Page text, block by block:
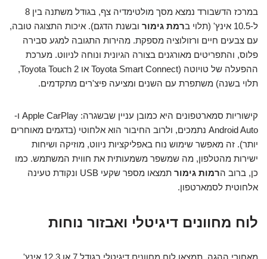
במרכז הדשבורד נמצא מסך מולטימדיה צף, בגודל משתנה בין 8
ל-10.5 אינץ' (תלוי ב
רמת גימור ובשנת הדגם). איכות התצוגה טובה,
עם צבעים חיים ורזולוציה מספקת. מהירות התגובה למגע סבירה
פלוס, והתפריטים מאורגנים בצורה הגיונית ונוחה לניווט. מערכת
ההפעלה של טויוטה (Toyota Smart Connect או Toyota Touch 2,
תלוי בשנה) משתפרת עם השנים ומציעה פיצ'רים מתקדמים.
קישוריות סמארטפונים היא כמובן עניין שבשגרה: Apple CarPlay ו-
Android Auto נתמכים, ולרוב החיבור הוא אלחוטי (בדגמים מאוחרים
יותר). זה מאפשר שימוש נוח באפליקציות ניווט, מוזיקה ושיחות
ישירות מהטלפון, מה שמשפר משמעותית את חווית המשתמש. כמו
כן, ברוב הרמות גימור
תמצאו מספר שקעי USB ונקודת טעינה
אלחוטית לסמארטפון.
לוח מחוונים דיגיטלי ואבזור נוחות
מאחורי ההגה, תמצאו לוח מחוונים דיגיטלי בגודל 7 או 12.3 אינץ'